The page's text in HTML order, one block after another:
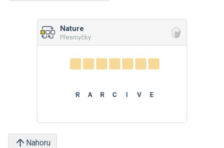
Nature
Přesmyčky
Nahoru